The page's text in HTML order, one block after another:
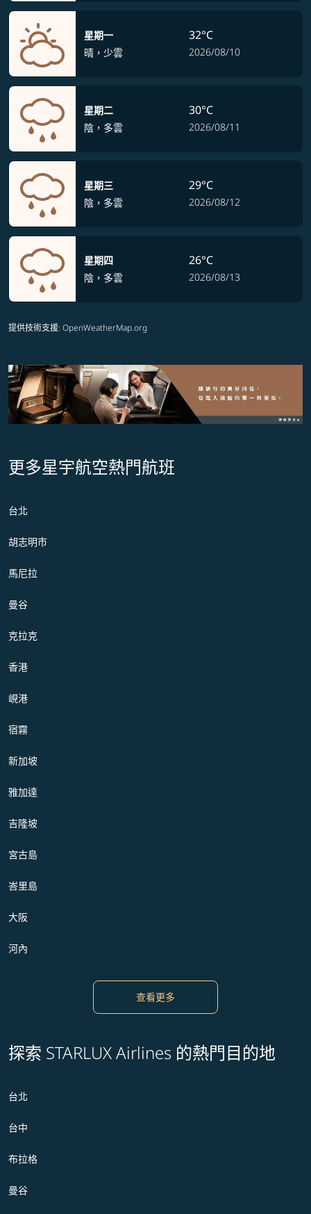
星期一
晴，少雲
32°C
2026/08/10
星期二
陰，多雲
30°C
2026/08/11
星期三
陰，多雲
29°C
2026/08/12
星期四
陰，多雲
26°C
2026/08/13
提供技術支援: OpenWeatherMap.org
更多星宇航空熱門航班
台北
胡志明市
馬尼拉
曼谷
克拉克
香港
峴港
宿霧
新加坡
雅加達
吉隆坡
宮古島
峇里島
大阪
河內
查看更多
探索 STARLUX Airlines 的熱門目的地
台北
台中
布拉格
曼谷